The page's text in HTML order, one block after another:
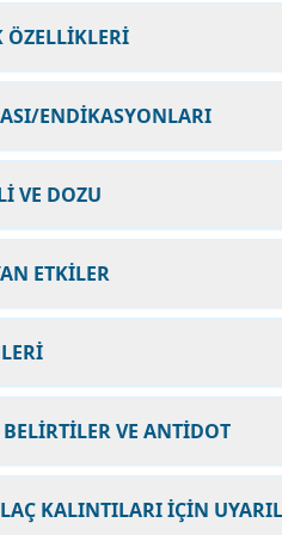
ÖZELLİKLERİ
ENDİKASYONLARI
VE DOZU
ETKİLER
VE ANTİDOT
KALINTILARI İÇİN